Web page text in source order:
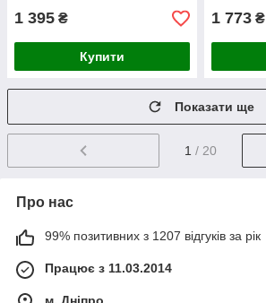
1 395 ₴
Купити
1 773 ₴
Показати ще
1 / 20
Про нас
99% позитивних з 1207 відгуків за рік
Працює з 11.03.2014